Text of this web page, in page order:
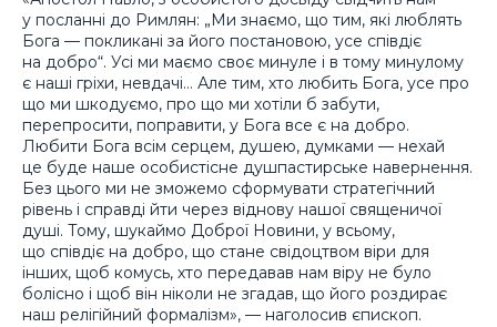
у посланні до Римлян: „Ми знаємо, що тим, які люблять
Бога — покликані за його постановою, усе співдіє
на добро“. Усі ми маємо своє минуле і в тому минулому
є наші гріхи, невдачі… Але тим, хто любить Бога, усе про
що ми шкодуємо, про що ми хотіли б забути,
перепросити, поправити, у Бога все є на добро.
Любити Бога всім серцем, душею, думками — нехай
це буде наше особистісне душпастирське навернення.
Без цього ми не зможемо сформувати стратегічний
рівень і справді йти через віднову нашої священичої
душі. Тому, шукаймо Доброї Новини, у всьому,
що співдіє на добро, що стане свідоцтвом віри для
інших, щоб комусь, хто передавав нам віру не було
болісно і щоб він ніколи не згадав, що його роздирає
наш релігійний формалізм», — наголосив єпископ.